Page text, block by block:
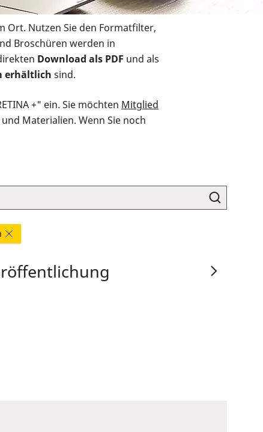
Ort. Nutzen Sie den Formatfilter,
Broschüren werden in
Download als PDF und als
erhältlich sind.
+" ein. Sie möchten Mitglied
Materialien. Wenn Sie noch